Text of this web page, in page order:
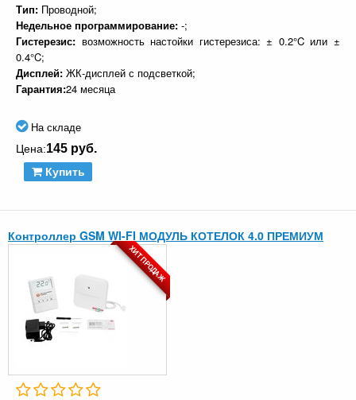
Тип: Проводной;
Недельное программирование: -;
Гистерезис: возможность настойки гистерезиса: ± 0.2°C или ±
0.4°C;
Дисплей: ЖК-дисплей с подсветкой;
Гарантия:24 месяца
На складе
Цена:145 руб.
Купить
Контроллер GSM WI-FI МОДУЛЬ КОТЕЛОК 4.0 ПРЕМИУМ
ХИТ ПРОДАЖ